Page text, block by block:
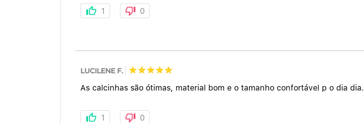
1 0
LUCILENE F.
As calcinhas são ótimas, material bom e o tamanho confortável p o dia dia.
1 0